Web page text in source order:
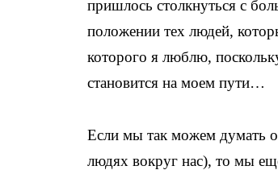
пришлось столкнуться с
положении тех людей,
которого я люблю,
становится на моем пути…
Если мы так можем думать
людях вокруг нас), то мы